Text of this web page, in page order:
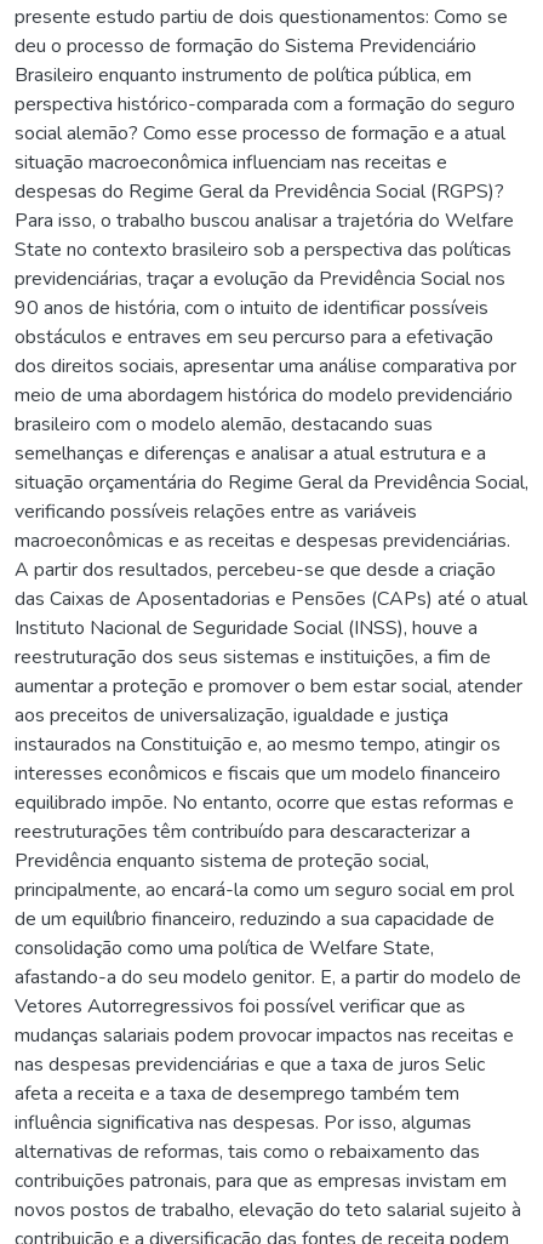
presente estudo partiu de dois questionamentos: Como se
deu o processo de formação do Sistema Previdenciário
Brasileiro enquanto instrumento de política pública, em
perspectiva histórico-comparada com a formação do seguro
social alemão? Como esse processo de formação e a atual
situação macroeconômica influenciam nas receitas e
despesas do Regime Geral da Previdência Social (RGPS)?
Para isso, o trabalho buscou analisar a trajetória do Welfare
State no contexto brasileiro sob a perspectiva das políticas
previdenciárias, traçar a evolução da Previdência Social nos
90 anos de história, com o intuito de identificar possíveis
obstáculos e entraves em seu percurso para a efetivação
dos direitos sociais, apresentar uma análise comparativa por
meio de uma abordagem histórica do modelo previdenciário
brasileiro com o modelo alemão, destacando suas
semelhanças e diferenças e analisar a atual estrutura e a
situação orçamentária do Regime Geral da Previdência Social,
verificando possíveis relações entre as variáveis
macroeconômicas e as receitas e despesas previdenciárias.
A partir dos resultados, percebeu-se que desde a criação
das Caixas de Aposentadorias e Pensões (CAPs) até o atual
Instituto Nacional de Seguridade Social (INSS), houve a
reestruturação dos seus sistemas e instituições, a fim de
aumentar a proteção e promover o bem estar social, atender
aos preceitos de universalização, igualdade e justiça
instaurados na Constituição e, ao mesmo tempo, atingir os
interesses econômicos e fiscais que um modelo financeiro
equilibrado impõe. No entanto, ocorre que estas reformas e
reestruturações têm contribuído para descaracterizar a
Previdência enquanto sistema de proteção social,
principalmente, ao encará-la como um seguro social em prol
de um equilíbrio financeiro, reduzindo a sua capacidade de
consolidação como uma política de Welfare State,
afastando-a do seu modelo genitor. E, a partir do modelo de
Vetores Autorregressivos foi possível verificar que as
mudanças salariais podem provocar impactos nas receitas e
nas despesas previdenciárias e que a taxa de juros Selic
afeta a receita e a taxa de desemprego também tem
influência significativa nas despesas. Por isso, algumas
alternativas de reformas, tais como o rebaixamento das
contribuições patronais, para que as empresas invistam em
novos postos de trabalho, elevação do teto salarial sujeito à